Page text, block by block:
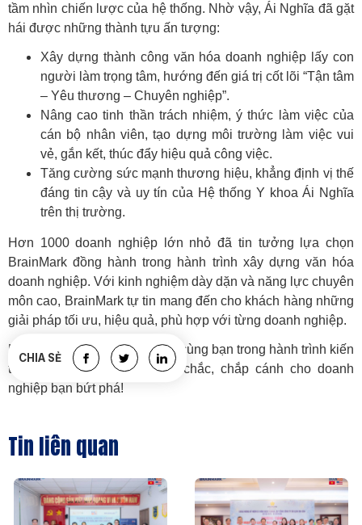
tầm nhìn chiến lược của hệ thống. Nhờ vậy, Ái Nghĩa đã gặt
hái được những thành tựu ấn tượng:
Xây dựng thành công văn hóa doanh nghiệp lấy con
người làm trọng tâm, hướng đến giá trị cốt lõi “Tận tâm
– Yêu thương – Chuyên nghiệp”.
Nâng cao tinh thần trách nhiệm, ý thức làm việc của
cán bộ nhân viên, tạo dựng môi trường làm việc vui
vẻ, gắn kết, thúc đẩy hiệu quả công việc.
Tăng cường sức mạnh thương hiệu, khẳng định vị thế
đáng tin cậy và uy tín của Hệ thống Y khoa Ái Nghĩa
trên thị trường.
Hơn 1000 doanh nghiệp lớn nhỏ đã tin tưởng lựa chọn
BrainMark đồng hành trong hành trình xây dựng văn hóa
doanh nghiệp. Với kinh nghiệm dày dặn và năng lực chuyên
môn cao, BrainMark tự tin mang đến cho khách hàng những
giải pháp tối ưu, hiệu quả, phù hợp với từng doanh nghiệp.
Hãy để BrainMark đồng hành cùng bạn trong hành trình kiến
tạo nền tảng văn hóa vững chắc, chắp cánh cho doanh
nghiệp bạn bứt phá!
CHIA SẺ
Tin liên quan